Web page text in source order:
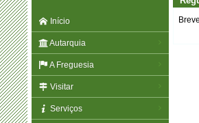
Início
Autarquia
A Freguesia
Visitar
Serviços